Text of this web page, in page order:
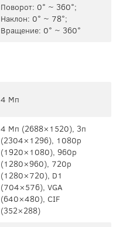
Поворот: 0° ~ 360°;
Наклон: 0° ~ 78°;
Вращение: 0° ~ 360°
4 Мп
4 Mп (2688×1520), 3п
(2304×1296), 1080p
(1920×1080), 960p
(1280×960), 720p
(1280×720), D1
(704×576), VGA
(640×480), CIF
(352×288)